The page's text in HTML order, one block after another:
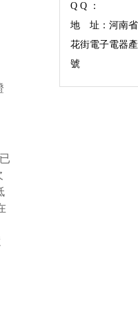
Q Q ：
地 址：河南省
花街電子電器
號